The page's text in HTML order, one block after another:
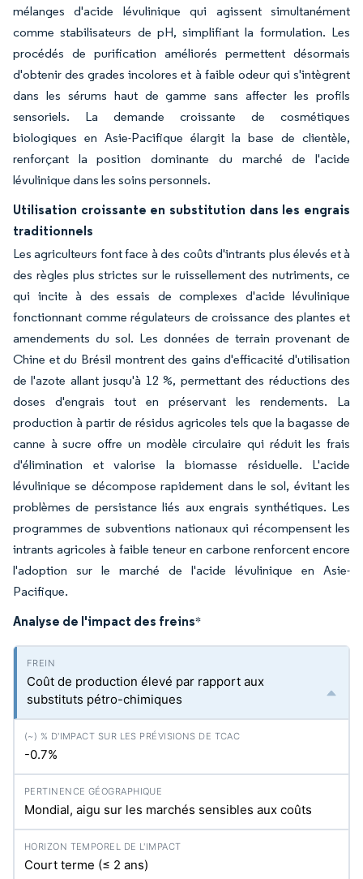
mélanges d'acide lévulinique qui agissent simultanément
comme stabilisateurs de pH, simplifiant la formulation. Les
procédés de purification améliorés permettent désormais
d'obtenir des grades incolores et à faible odeur qui s'intègrent
dans les sérums haut de gamme sans affecter les profils
sensoriels. La demande croissante de cosmétiques
biologiques en Asie-Pacifique élargit la base de clientèle,
renforçant la position dominante du marché de l'acide
lévulinique dans les soins personnels.
Utilisation croissante en substitution dans les engrais
traditionnels
Les agriculteurs font face à des coûts d'intrants plus élevés et à
des règles plus strictes sur le ruissellement des nutriments, ce
qui incite à des essais de complexes d'acide lévulinique
fonctionnant comme régulateurs de croissance des plantes et
amendements du sol. Les données de terrain provenant de
Chine et du Brésil montrent des gains d'efficacité d'utilisation
de l'azote allant jusqu'à 12 %, permettant des réductions des
doses d'engrais tout en préservant les rendements. La
production à partir de résidus agricoles tels que la bagasse de
canne à sucre offre un modèle circulaire qui réduit les frais
d'élimination et valorise la biomasse résiduelle. L'acide
lévulinique se décompose rapidement dans le sol, évitant les
problèmes de persistance liés aux engrais synthétiques. Les
programmes de subventions nationaux qui récompensent les
intrants agricoles à faible teneur en carbone renforcent encore
l'adoption sur le marché de l'acide lévulinique en Asie-
Pacifique.
Analyse de l'impact des freins*
Coût de production élevé par rapport aux
substituts pétro-chimiques
-0.7%
Mondial, aigu sur les marchés sensibles aux coûts
Court terme (≤ 2 ans)